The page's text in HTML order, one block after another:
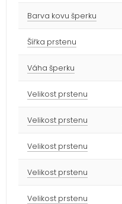
Barva kovu šperku
Šířka prstenu
Váha šperku
Velikost prstenu
Velikost prstenu
Velikost prstenu
Velikost prstenu
Velikost prstenu